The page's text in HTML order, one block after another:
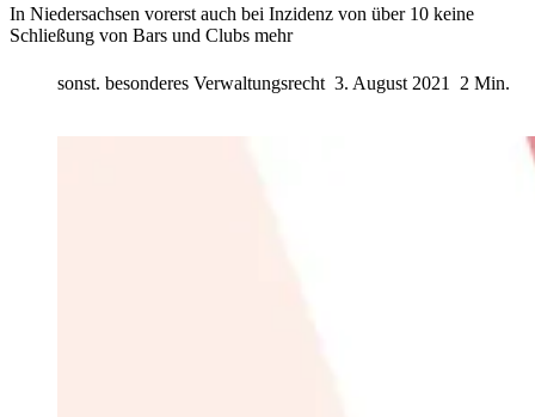
In Niedersachsen vorerst auch bei Inzidenz von über 10 keine
Schließung von Bars und Clubs mehr
sonst. besonderes Verwaltungsrecht 3. August 2021 2 Min.